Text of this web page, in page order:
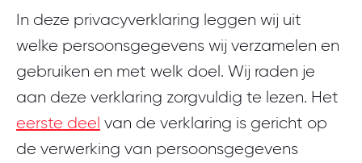
Ontdek of jouw organisatie klaar is voor
certificering.
Doe de test
Prijzen
OPLOSSINGEN
Employer branding
Vergroot instroom, verlaag verloop en versterk je
Organisatieontwikkeling
Best Workplaces for Women™
Best Workplaces™ per sector
Best Workplaces™ Europa
Community
Klantverhalen
Publicaties
Sprekers
Ons team
Werken bij
Nieuws
Login
COMMUNITY PLATFORM
EMPRISING™
Login Emprising™
Nederlands
TRANSLATE WEBSITE
In deze privacyverklaring leggen wij uit
welke persoonsgegevens wij verzamelen en
gebruiken en met welk doel. Wij raden je
aan deze verklaring zorgvuldig te lezen. Het
eerste deel van de verklaring is gericht op
de verwerking van persoonsgegevens